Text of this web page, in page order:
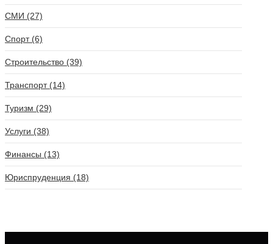
СМИ (27)
Спорт (6)
Строительство (39)
Транспорт (14)
Туризм (29)
Услуги (38)
Финансы (13)
Юриспруденция (18)